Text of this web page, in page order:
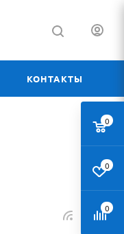
КОНТАКТЫ
0
0
0